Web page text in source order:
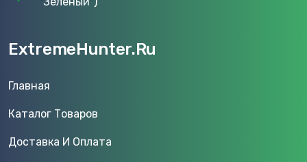
ExtremeHunter.Ru
Главная
Каталог Товаров
Доставка И Оплата